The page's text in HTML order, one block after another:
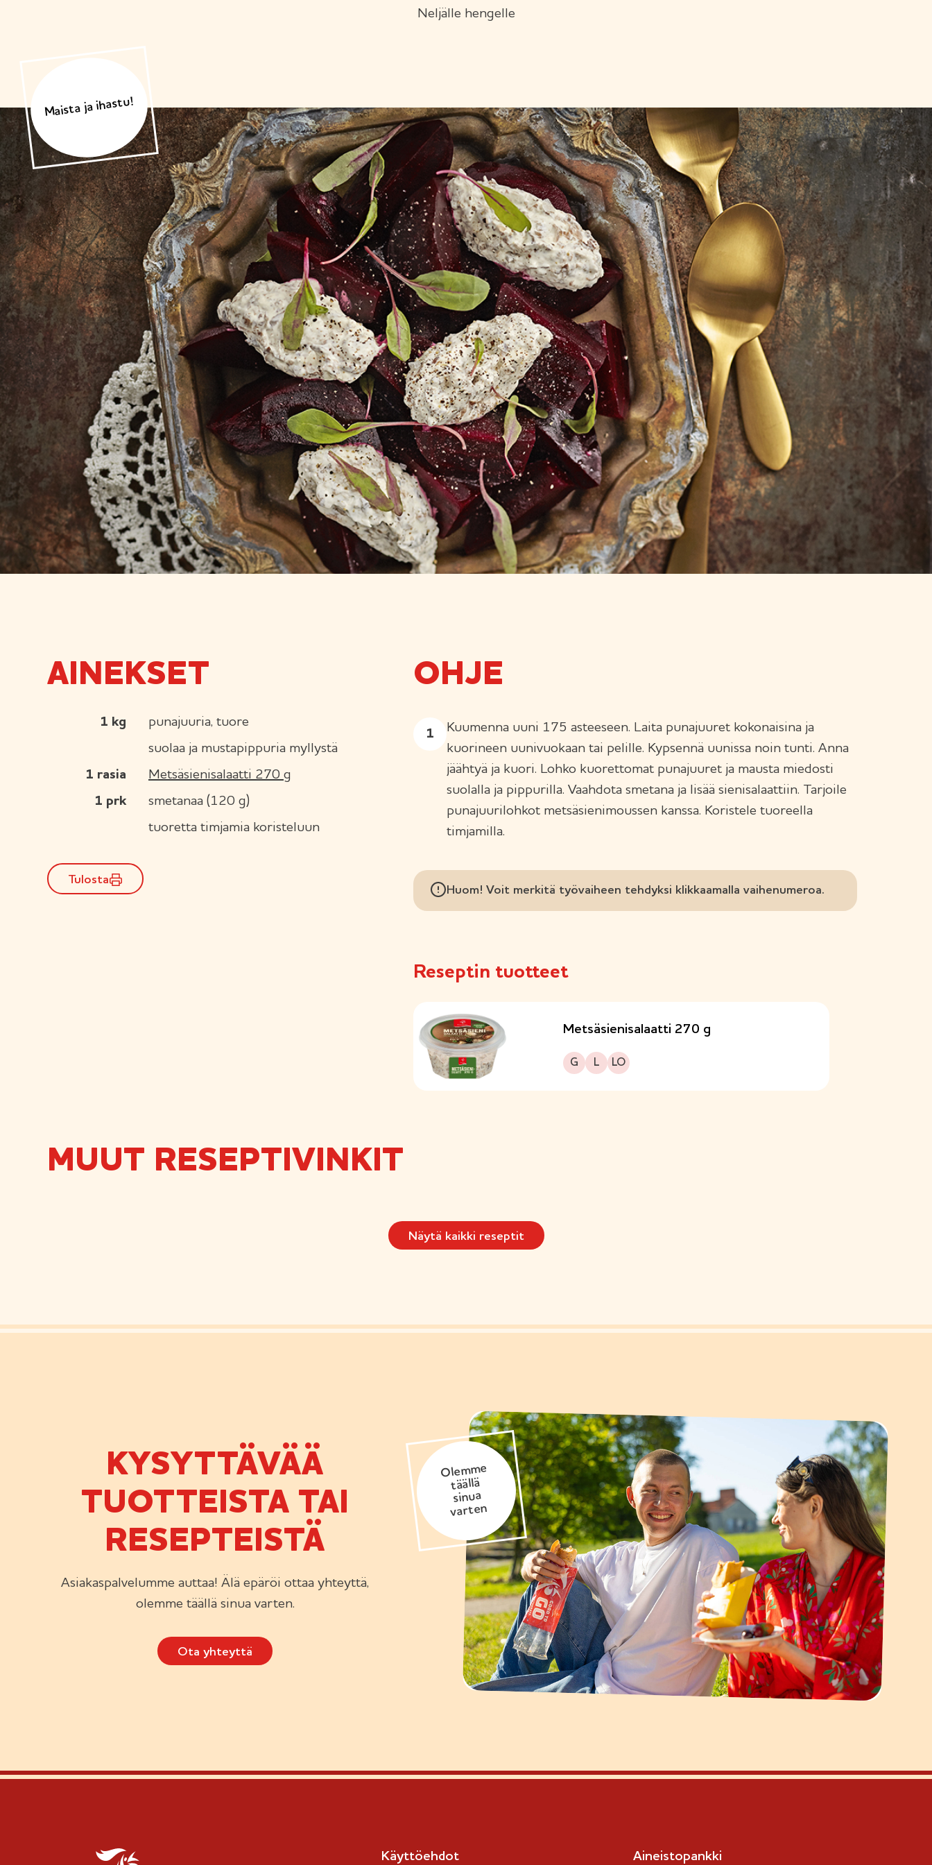
Neljälle hengelle
Maista ja ihastu!
AINEKSET OHJE
1 kg
punajuuria, tuore
suolaa ja mustapippuria myllystä
1 rasia
Metsäsienisalaatti 270 g
1 prk
smetanaa (120 g)
tuoretta timjamia koristeluun
Tulosta
Kuumenna uuni 175 asteeseen. Laita punajuuret kokonaisina ja
kuorineen uunivuokaan tai pelille. Kypsennä uunissa noin tunti. Anna
jäähtyä ja kuori. Lohko kuorettomat punajuuret ja mausta miedosti
suolalla ja pippurilla. Vaahdota smetana ja lisää sienisalaattiin. Tarjoile
punajuurilohkot metsäsienimoussen kanssa. Koristele tuoreella
timjamilla.
Huom! Voit merkitä työvaiheen tehdyksi klikkaamalla vaihenumeroa.
Reseptin tuotteet
Metsäsienisalaatti 270 g
G
Gluteeniton L
Laktoositon LO
Sopii lakto-ovo ruokavalioon
MUUT RESEPTIVINKIT
Näytä kaikki reseptit
Olemme
täällä
sinua
varten
KYSYTTÄVÄÄ
TUOTTEISTA TAI
RESEPTEISTÄ
Asiakaspalvelumme auttaa! Älä epäröi ottaa yhteyttä,
olemme täällä sinua varten.
Ota yhteyttä
Käyttöehdot Aineistopankki